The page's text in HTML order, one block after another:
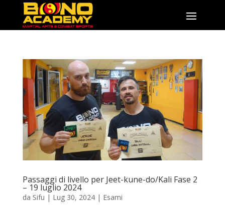
Passaggi di livello per Jeet-kune-do/Kali Fase 2
– 19 luglio 2024
da Sifu | Lug 30, 2024| Esami